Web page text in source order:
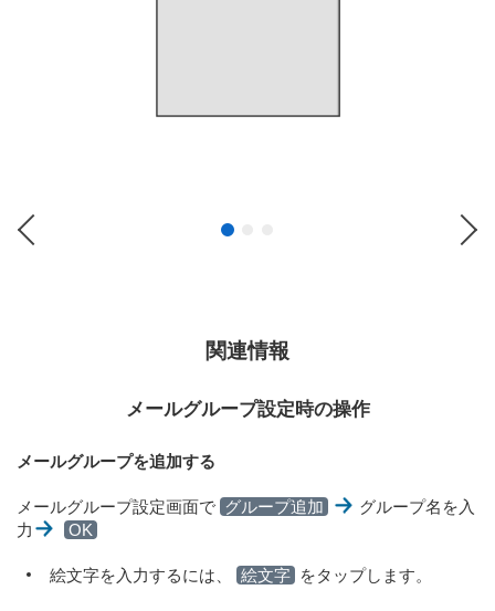
関連情報
メールグループ設定時の操作
メールグループを追加する
メールグループ設定画面で グループ追加
グループ名を入
力
OK
絵文字を入力するには、 絵文字 をタップします。